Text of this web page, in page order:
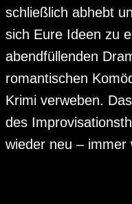
schließlich abhebt
sich Eure Ideen zu
abendfüllenden
romantischen
Krimi verweben.
des
wieder neu – immer